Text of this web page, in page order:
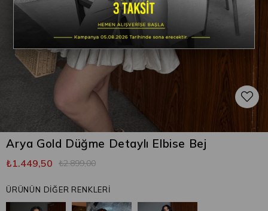
Arya Gold Düğme Detaylı Elbise Bej
₺2.899,00
₺1.449,50
ÜRÜNÜN DİĞER RENKLERİ